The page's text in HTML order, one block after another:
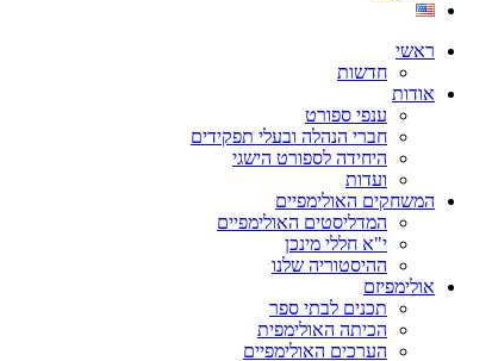
ראשי
חדשות
אודות
ענפי ספורט
חברי הנהלה ובעלי תפקידים
היחידה לספורט הישגי
ועדות
המשחקים האולימפיים
המדליסטים האולימפיים
י"א חללי מינכן
ההיסטוריה שלנו
אולימפיזם
תכנים לבתי ספר
הכיתה האולימפית
הערכים האולימפיים